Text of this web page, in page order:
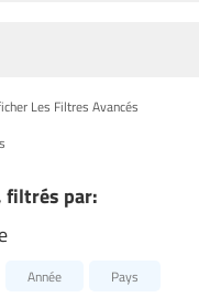
œuvreLes Filtres Avancés
filtrés par:
Année Pays